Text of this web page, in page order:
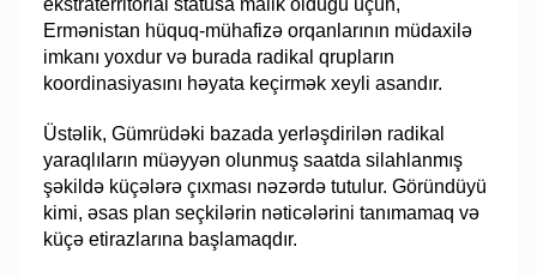
Ermənistan hüquq-mühafizə orqanlarının müdaxilə
imkanı yoxdur və burada radikal qrupların
koordinasiyasını həyata keçirmək xeyli asandır.
Üstəlik, Gümrüdəki bazada yerləşdirilən radikal
yaraqlıların müəyyən olunmuş saatda silahlanmış
şəkildə küçələrə çıxması nəzərdə tutulur. Göründüyü
kimi, əsas plan seçkilərin nəticələrini tanımamaq və
küçə etirazlarına başlamaqdır.